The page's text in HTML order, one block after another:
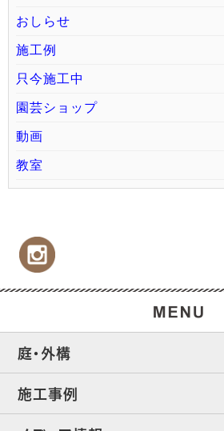
おしらせ
施工例
只今施工中
園芸ショップ
動画
教室
庭・外構
施工事例